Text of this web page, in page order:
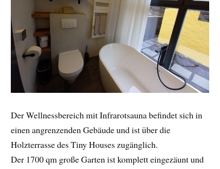
Der Wellnessbereich mit Infrarotsauna befindet sich in
einen angrenzenden Gebäude und ist über die
Holzterrasse des Tiny Houses zugänglich.
Der 1700 qm große Garten ist komplett eingezäunt und